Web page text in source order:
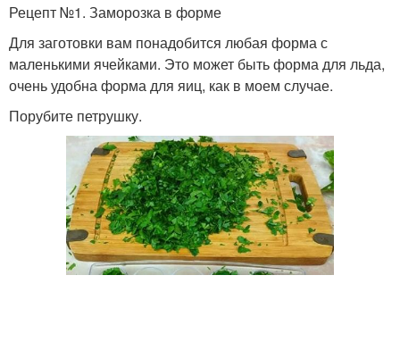
Рецепт №1. Заморозка в форме
Для заготовки вам понадобится любая форма с
маленькими ячейками. Это может быть форма для льда,
очень удобна форма для яиц, как в моем случае.
Порубите петрушку.